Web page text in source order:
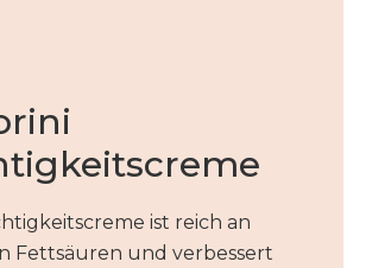
ist reich an
Fettsäuren und verbessert